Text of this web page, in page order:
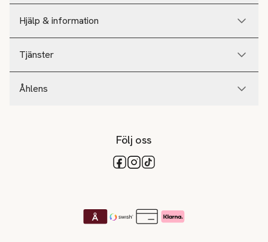
Hjälp & information
Tjänster
Åhlens
Följ oss